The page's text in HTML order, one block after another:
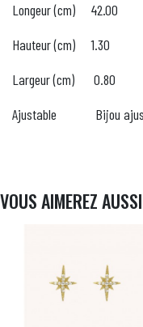
Longeur (cm) 42.00
Hauteur (cm) 1.30
Largeur (cm) 0.80
Ajustable Bijou
VOUS AIMEREZ AUSSI